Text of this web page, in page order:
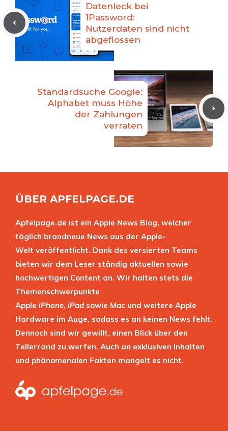
Datenleck bei
1Password:
Nutzerdaten sind nicht
abgeflossen
Standardsuche Google:
Alphabet muss Höhe
der Zahlungen
verraten
ÜBER APFELPAGE.DE
Apfelpage.de ist ein Apple News Blog, welcher
täglich brandneue News aus der Apple-
Welt veröffentlicht. Dank des versierten Teams
bieten wir dem Leser ständig aktuellen sowie
hochwertigen Content an. Wir halten stets die
Themenschwerpunkte
Apple iPhone, iPad sowie Mac und weitere Apple
Hardware im Auge, sodass es an keinen News fehlt.
Dennoch sind wir gewillt, einen Blick über den
Tellerrand zu werfen. Auch an exklusiven Inhalten
und phänomenalen Fakten mangelt es nicht.